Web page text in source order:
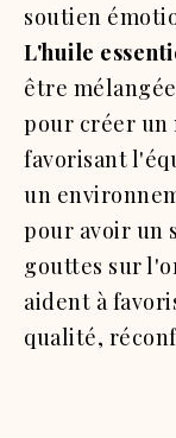
soutien
L'huile
être
pour créer un
favorisant
un
pour avoir un
gouttes sur
aident à
qualité,